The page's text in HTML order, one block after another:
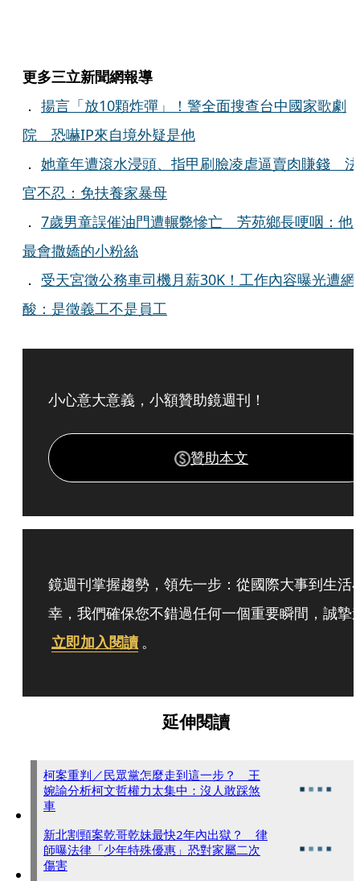
更多三立新聞網報導
． 揚言「放10顆炸彈」！警全面搜查台中國家歌劇
院 恐嚇IP來自境外疑是他
． 她童年遭滾水浸頭、指甲刷臉凌虐逼賣肉賺錢 法
官不忍：免扶養家暴母
． 7歲男童誤催油門遭輾斃慘亡 芳苑鄉長哽咽：他
最會撒嬌的小粉絲
． 受天宮徵公務車司機月薪30K！工作內容曝光遭網
酸：是徵義工不是員工
小心意大意義，小額贊助鏡週刊！
贊助本文
鏡週刊掌握趨勢，領先一步：從國際大事到生活
幸，我們確保您不錯過任何一個重要瞬間，誠摯
立即加入閱讀 。
延伸閱讀
柯案重判／民眾黨怎麼走到這一步？ 王
婉諭分析柯文哲權力太集中：沒人敢踩煞
車
新北割頸案乾哥乾妹最快2年內出獄？ 律
師曝法律「少年特殊優惠」恐對家屬二次
傷害